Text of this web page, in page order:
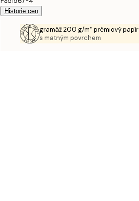
Historie cen
gramáž 200 g/m² prémiový papír
s matným povrchem